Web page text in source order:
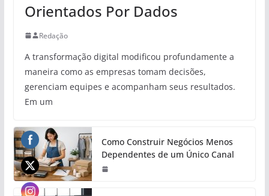
Orientados Por Dados
Redação
A transformação digital modificou profundamente a
maneira como as empresas tomam decisões,
gerenciam equipes e acompanham seus resultados.
Em um
Como Construir Negócios Menos
Dependentes de um Único Canal